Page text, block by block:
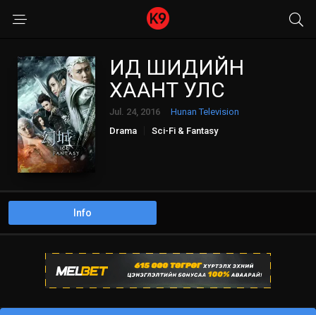
ИД ШИДИЙН
ХААНТ УЛС
Jul. 24, 2016
Hunan Television
Drama
Sci-Fi & Fantasy
Info